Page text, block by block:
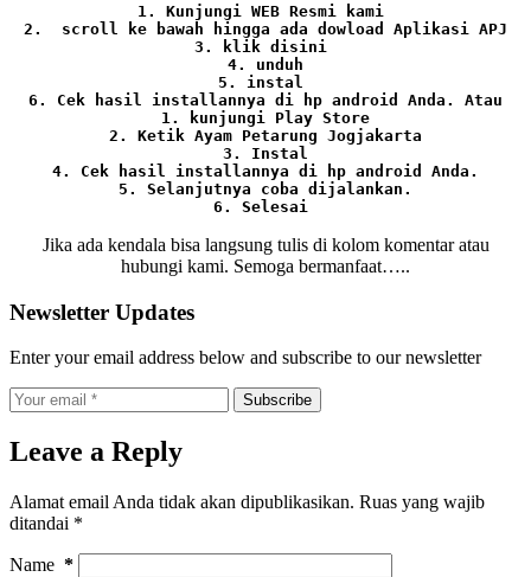
1. Kunjungi WEB Resmi kami
2.  scroll ke bawah hingga ada dowload Aplikasi APJ
3. klik disini
4. unduh
5. instal
6. Cek hasil installannya di hp android Anda. Atau
1. kunjungi Play Store
2. Ketik Ayam Petarung Jogjakarta
3. Instal
4. Cek hasil installannya di hp android Anda.
5. Selanjutnya coba dijalankan.
6. Selesai
Jika ada kendala bisa langsung tulis di kolom komentar atau
hubungi kami. Semoga bermanfaat…..
Newsletter Updates
Enter your email address below and subscribe to our newsletter
Subscribe
Leave a Reply
Alamat email Anda tidak akan dipublikasikan. Ruas yang wajib
ditandai *
Name *